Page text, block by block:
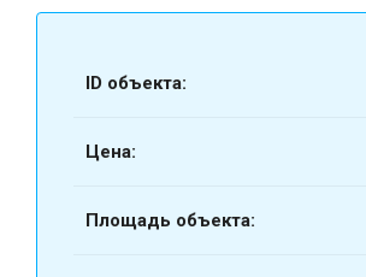
ID объекта:
Цена:
Площадь объекта: